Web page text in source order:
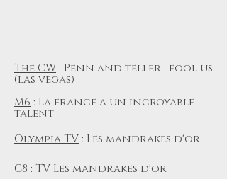
The CW: Penn and teller : fool us
(las vegas)
M6 : La france a un incroyable
talent
Olympia TV: Les mandrakes d'or
C8 : TV Les mandrakes d'or